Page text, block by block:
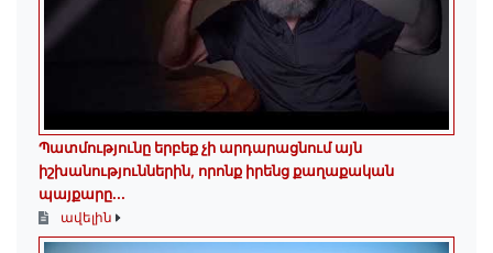
Պատմությունը երբեք չի արդարացնում այն
իշխանություններին, որոնք իրենց քաղաքական
պայքարը...
ավելին